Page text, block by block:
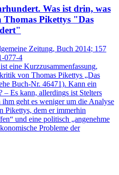
Was ist drin, was
Pikettys "Das
Zeitung, Buch 2014; 157
077-4
eine Kurzzusammenfassung,
von Thomas Pikettys „Das
Buch‑Nr. 46471). Kann ein
– Es kann, allerdings ist Stelters
geht es weniger um die Analyse
Pikettys, dem er immerhin
und eine politisch „angenehme
Probleme der